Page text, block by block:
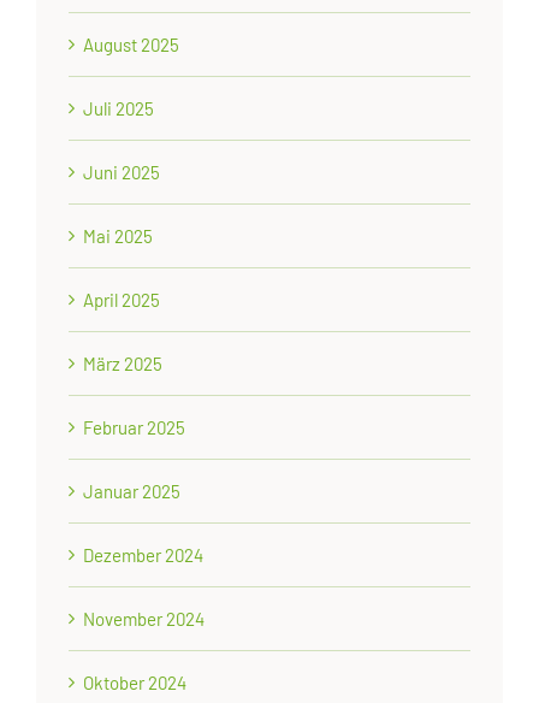
August 2025
Juli 2025
Juni 2025
Mai 2025
April 2025
März 2025
Februar 2025
Januar 2025
Dezember 2024
November 2024
Oktober 2024